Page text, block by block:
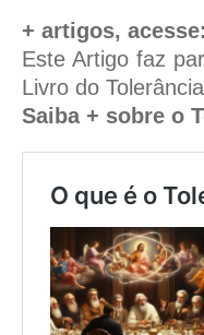
+ artigos, acesse:
Este Artigo faz
Livro do
Saiba + sobre o
O que é o